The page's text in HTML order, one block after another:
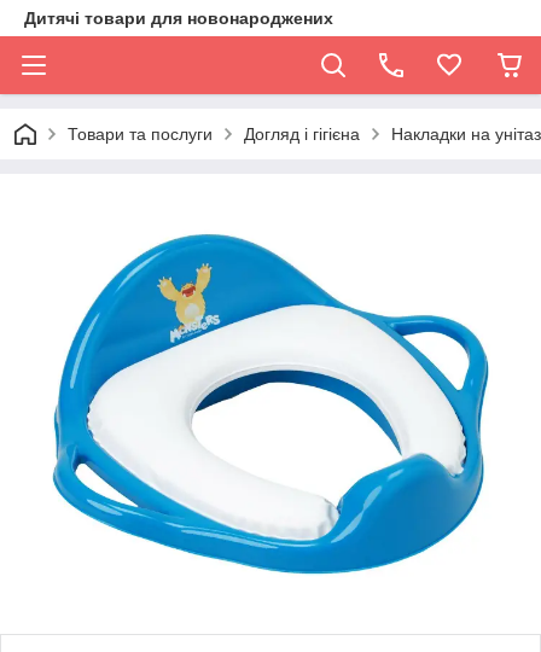
Дитячі товари для новонароджених
Товари та послуги Догляд і гігієна Накладки на унітаз